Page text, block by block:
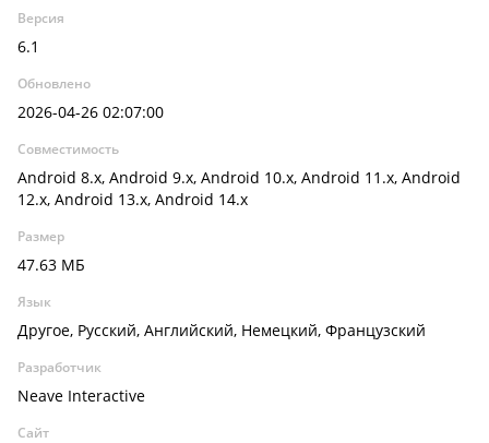
Версия
6.1
Обновлено
2026-04-26 02:07:00
Совместимость
Android 8.x, Android 9.x, Android 10.x, Android 11.x, Android
12.x, Android 13.x, Android 14.x
Размер
47.63 МБ
Язык
Другое, Русский, Английский, Немецкий, Французский
Разработчик
Neave Interactive
Сайт